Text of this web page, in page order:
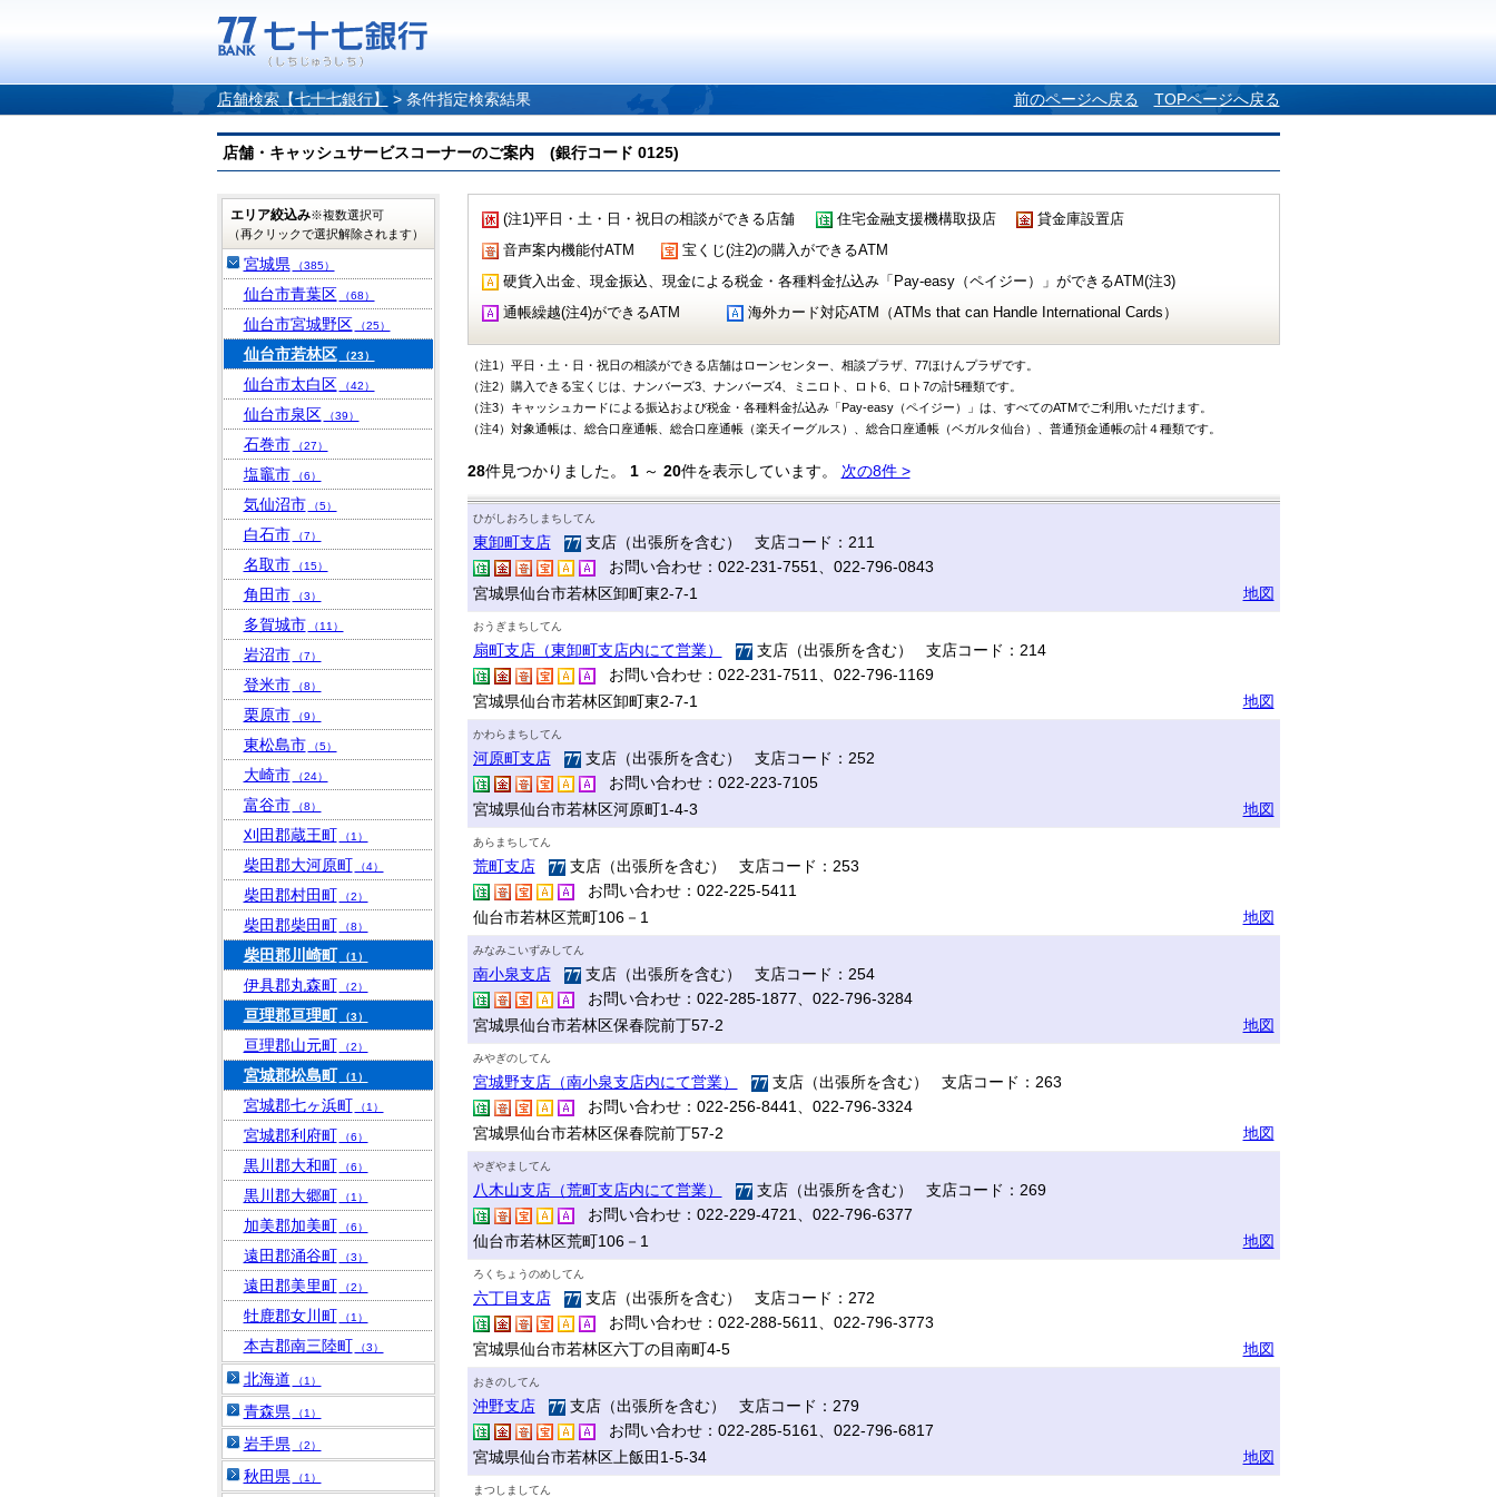
店舗検索【七十七銀行】 > 条件指定検索結果 前のページへ戻る TOPページへ戻る
店舗・キャッシュサービスコーナーのご案内 (銀行コード 0125)
(注1)平日・土・日・祝日の相談ができる店舗 住宅金融支援機構取扱店
貸金庫設置店
音声案内機能付ATM
宝くじ(注2)の購入ができるATM
硬貨入出金、現金振込、現金による税金・各種料金払込み「Pay-easy（ペイジー）」ができるATM(注3)
通帳繰越(注4)ができるATM
海外カード対応ATM（ATMs that can Handle International Cards）
（注1）平日・土・日・祝日の相談ができる店舗はローンセンター、相談プラザ、77ほけんプラザです。
（注2）購入できる宝くじは、ナンバーズ3、ナンバーズ4、ミニロト、ロト6、ロト7の計5種類です。
（注3）キャッシュカードによる振込および税金・各種料金払込み「Pay-easy（ペイジー）」は、すべてのATMでご利用いただけます。
（注4）対象通帳は、総合口座通帳、総合口座通帳（楽天イーグルス）、総合口座通帳（ベガルタ仙台）、普通預金通帳の計４種類です。
28件見つかりました。 1～ 20件を表示しています。 次の8件 >
ひがしおろしまちしてん
東卸町支店
支店（出張所を含む） 支店コード：211
お問い合わせ：022-231-7551、022-796-0843
宮城県仙台市若林区卸町東2-7-1
地図
おうぎまちしてん
扇町支店（東卸町支店内にて営業）
支店（出張所を含む） 支店コード：214
お問い合わせ：022-231-7511、022-796-1169
宮城県仙台市若林区卸町東2-7-1
地図
かわらまちしてん
河原町支店
支店（出張所を含む） 支店コード：252
お問い合わせ：022-223-7105
宮城県仙台市若林区河原町1-4-3
地図
あらまちしてん
荒町支店
支店（出張所を含む） 支店コード：253
お問い合わせ：022-225-5411
仙台市若林区荒町106－1
地図
みなみこいずみしてん
南小泉支店
支店（出張所を含む） 支店コード：254
お問い合わせ：022-285-1877、022-796-3284
宮城県仙台市若林区保春院前丁57-2
地図
みやぎのしてん
宮城野支店（南小泉支店内にて営業）
支店（出張所を含む） 支店コード：263
お問い合わせ：022-256-8441、022-796-3324
宮城県仙台市若林区保春院前丁57-2
地図
やぎやましてん
八木山支店（荒町支店内にて営業）
支店（出張所を含む） 支店コード：269
お問い合わせ：022-229-4721、022-796-6377
仙台市若林区荒町106－1
地図
ろくちょうのめしてん
六丁目支店
支店（出張所を含む） 支店コード：272
お問い合わせ：022-288-5611、022-796-3773
宮城県仙台市若林区六丁の目南町4-5
地図
おきのしてん
沖野支店
支店（出張所を含む） 支店コード：279
お問い合わせ：022-285-5161、022-796-6817
宮城県仙台市若林区上飯田1-5-34
地図
まつしましてん
エリア絞込み※複数選択可
（再クリックで選択解除されます）
宮城県 （385）
仙台市青葉区 （68）
仙台市宮城野区 （25）
仙台市若林区 （23）
仙台市太白区 （42）
仙台市泉区 （39）
石巻市 （27）
塩竈市 （6）
気仙沼市 （5）
白石市 （7）
名取市 （15）
角田市 （3）
多賀城市 （11）
岩沼市 （7）
登米市 （8）
栗原市 （9）
東松島市 （5）
大崎市 （24）
富谷市 （8）
刈田郡蔵王町 （1）
柴田郡大河原町 （4）
柴田郡村田町 （2）
柴田郡柴田町 （8）
柴田郡川崎町 （1）
伊具郡丸森町 （2）
亘理郡亘理町 （3）
亘理郡山元町 （2）
宮城郡松島町 （1）
宮城郡七ヶ浜町 （1）
宮城郡利府町 （6）
黒川郡大和町 （6）
黒川郡大郷町 （1）
加美郡加美町 （6）
遠田郡涌谷町 （3）
遠田郡美里町 （2）
牡鹿郡女川町 （1）
本吉郡南三陸町 （3）
北海道 （1）
青森県 （1）
岩手県 （2）
秋田県 （1）